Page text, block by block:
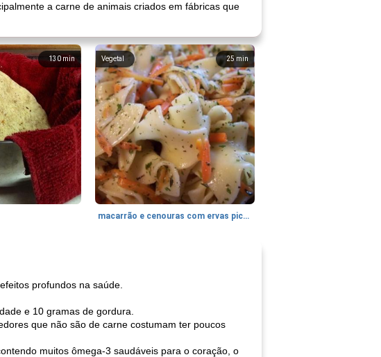
a carne de animais criados em fábricas que
130 min 25 min
Vegetal
macarrão e cenouras com ervas picadas
profundos na saúde.
e 10 gramas de gordura.
que não são de carne costumam ter poucos
muitos ômega-3 saudáveis ​​para o coração, o